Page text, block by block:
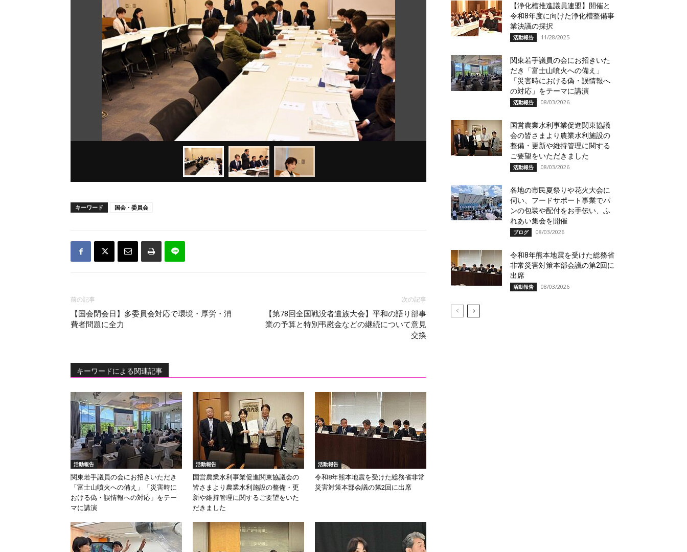
キーワード 国会・委員会
前の記事
【国会閉会日】多委員会対応で環境・厚労・消
費者問題に全力
次の記事
【第78回全国戦没者遺族大会】平和の語り部事
業の予算と特別弔慰金などの継続について意見
交換
キーワードによる関連記事
活動報告
関東若手議員の会にお招きいただき
「富士山噴火への備え」「災害時に
おける偽・誤情報への対応」をテー
マに講演
活動報告
国営農業水利事業促進関東協議会の
皆さまより農業水利施設の整備・更
新や維持管理に関するご要望をいた
だきました
活動報告
令和8年熊本地震を受けた総務省非常
災害対策本部会議の第2回に出席
【浄化槽推進議員連盟】開催と
令和8年度に向けた浄化槽整備事
業決議の採択
活動報告 11/28/2025
関東若手議員の会にお招きいた
だき「富士山噴火への備え」
「災害時における偽・誤情報へ
の対応」をテーマに講演
活動報告 08/03/2026
国営農業水利事業促進関東協議
会の皆さまより農業水利施設の
整備・更新や維持管理に関する
ご要望をいただきました
活動報告 08/03/2026
各地の市民夏祭りや花火大会に
伺い、フードサポート事業でパ
ンの包装や配付をお手伝い、ふ
れあい集会を開催
ブログ 08/03/2026
令和8年熊本地震を受けた総務省
非常災害対策本部会議の第2回に
出席
活動報告 08/03/2026